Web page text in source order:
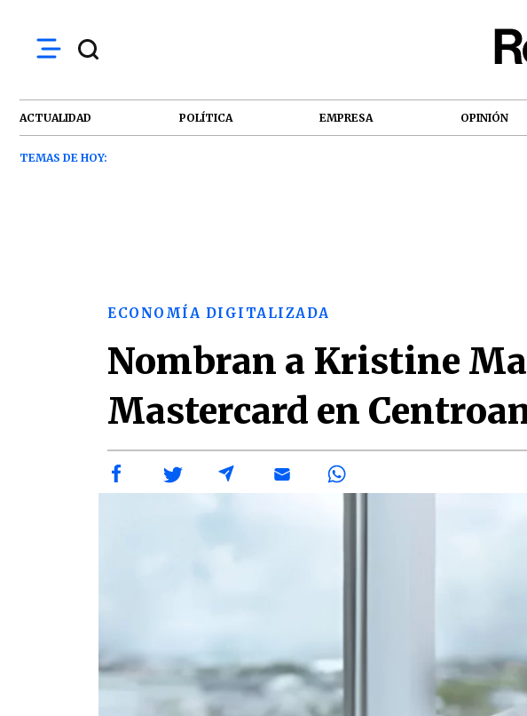
ACTUALIDAD POLÍTICA EMPRESA OPINIÓN
TEMAS DE HOY:
ECONOMÍA DIGITALIZADA
Nombran a Kristine
Mastercard en